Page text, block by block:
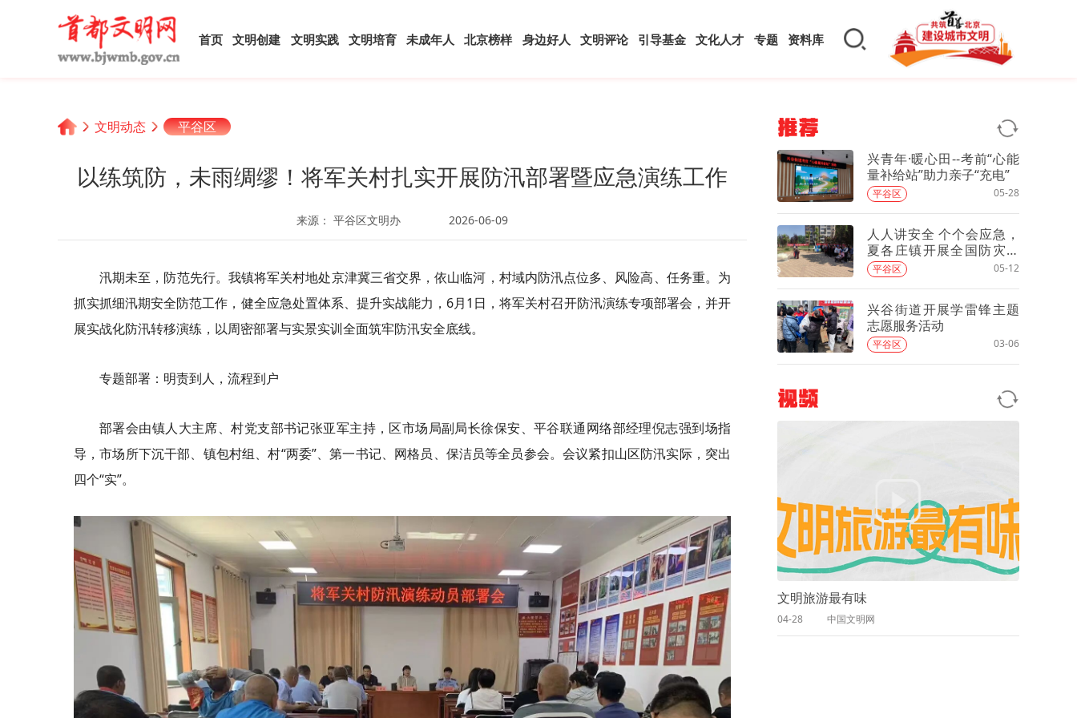
首页 文明创建 文明实践 文明培育 未成年人 北京榜样 身边好人 文明评论 引导基金 文化人才 专题 资料库
文明动态 平谷区
以练筑防，未雨绸缪！将军关村扎实开展防汛部署暨应急演练工作
来源： 平谷区文明办 2026-06-09
汛期未至，防范先行。我镇将军关村地处京津冀三省交界，依山临河，村域内防汛点位多、风险高、任务重。为
抓实抓细汛期安全防范工作，健全应急处置体系、提升实战能力，6月1日，将军关村召开防汛演练专项部署会，并开
展实战化防汛转移演练，以周密部署与实景实训全面筑牢防汛安全底线。
专题部署：明责到人，流程到户
部署会由镇人大主席、村党支部书记张亚军主持，区市场局副局长徐保安、平谷联通网络部经理倪志强到场指
导，市场所下沉干部、镇包村组、村“两委”、第一书记、网格员、保洁员等全员参会。会议紧扣山区防汛实际，突出
四个“实”。
推荐
兴青年·暖心田--考前“心能
量补给站”助力亲子“充电”
平谷区 05-28
人人讲安全 个个会应急，
夏各庄镇开展全国防灾减
灾日主题宣传活动
平谷区 05-12
兴谷街道开展学雷锋主题
志愿服务活动
平谷区 03-06
视频
文明旅游最有味
04-28 中国文明网